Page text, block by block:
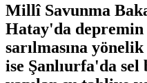
Millî Savunma
Hatay'da depremin
sarılmasına
ise Şanlıurfa'da sel